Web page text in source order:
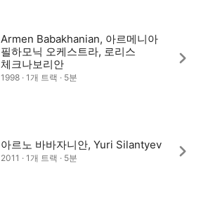
Armen Babakhanian, 아르메니아
필하모닉 오케스트라, 로리스
체크나보리안
1998 · 1개 트랙 · 5분
아르노 바바자니안, Yuri Silantyev
2011 · 1개 트랙 · 5분